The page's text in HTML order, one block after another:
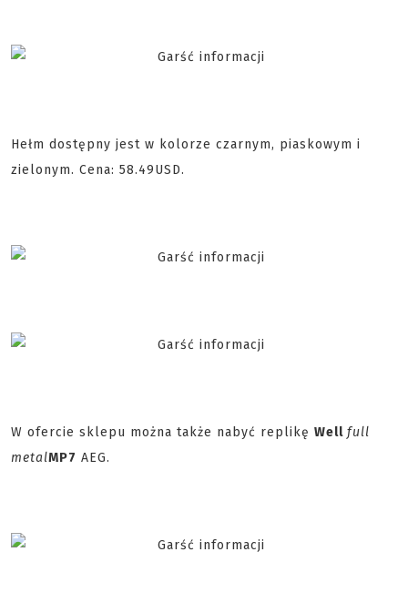
Hełm dostępny jest w kolorze czarnym, piaskowym i
zielonym. Cena: 58.49USD.
W ofercie sklepu można także nabyć replikę Well full
metalMP7 AEG.